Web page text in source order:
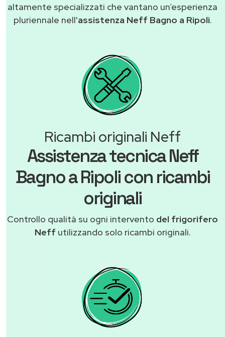
altamente specializzati che vantano un’esperienza
pluriennale nell'assistenza Neff Bagno a Ripoli.
Ricambi originali Neff
Assistenza tecnica Neff
Bagno a Ripoli con ricambi
originali
Controllo qualità su ogni intervento del frigorifero
Neff utilizzando solo ricambi originali.